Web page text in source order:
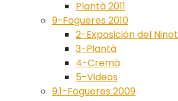
Plantà 2011
9-Fogueres 2010
2-Exposición del Ninot
3-Plantà
4-Cremà
5-Videos
9.1-Fogueres 2009